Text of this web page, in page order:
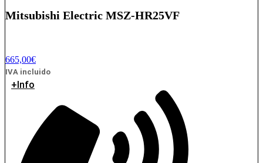
Mitsubishi Electric MSZ-HR25VF
665,00€
IVA incluido
+Info